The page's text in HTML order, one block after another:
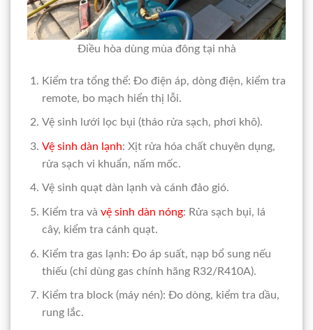
Điều hòa dùng mùa đông tại nhà
Kiểm tra tổng thể: Đo điện áp, dòng điện, kiểm tra
remote, bo mạch hiển thị lỗi.
Vệ sinh lưới lọc bụi (tháo rửa sạch, phơi khô).
Vệ sinh dàn lạnh: Xịt rửa hóa chất chuyên dụng,
rửa sạch vi khuẩn, nấm mốc.
Vệ sinh quạt dàn lạnh và cánh đảo gió.
Kiểm tra và vệ sinh dàn nóng: Rửa sạch bụi, lá
cây, kiểm tra cánh quạt.
Kiểm tra gas lạnh: Đo áp suất, nạp bổ sung nếu
thiếu (chỉ dùng gas chính hãng R32/R410A).
Kiểm tra block (máy nén): Đo dòng, kiểm tra dầu,
rung lắc.